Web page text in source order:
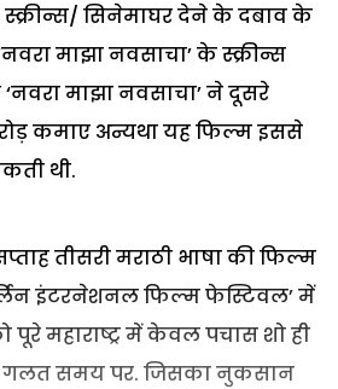
स्क्रीन्स/ सिनेमाघर देने के दबाव के
माझा नवसाचा’ के स्क्रीन्स
माझा नवसाचा’ ने दूसरे
कमाए अन्यथा यह फिल्म इससे
थी.
तीसरी मराठी भाषा की फिल्म
इंटरनेशनल फिल्म फेस्टिवल’ में
महाराष्ट्र में केवल पचास शो ही
गलत समय पर. जिसका नुकसान